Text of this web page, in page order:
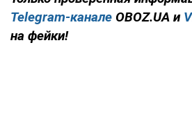
Telegram-канале OBOZ.UA и
на фейки!